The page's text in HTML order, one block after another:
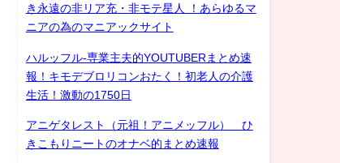
き永遠の非リア充・非モテ星人 ！あらゆるマ
ニアの為のマニアックサイト
ハルッフル-専業主夫的YOUTUBERまとめ速
報！キモデブロリコンおたく！初老人の介護
生活！激動の1750日
アニゲタレスト（元祖！アニメッフル） ひ
きこもりニートのオナベ的まとめ速報